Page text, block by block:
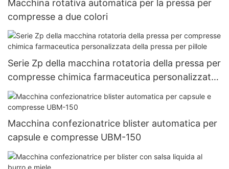
Macchina rotativa automatica per la pressa per
compresse a due colori
Serie Zp della macchina rotatoria della pressa per
compresse chimica farmaceutica personalizzata
della pressa per pillole
Macchina confezionatrice blister automatica per
capsule e compresse UBM-150